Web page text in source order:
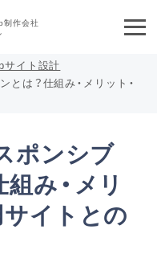
制作会社
サイト設計
は？仕組み・メリット・
ポンシブ
み・メリ
サイトとの